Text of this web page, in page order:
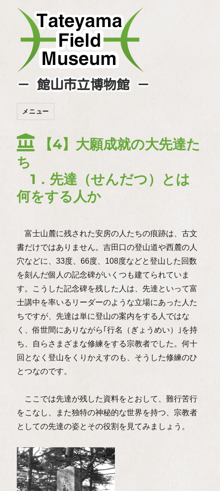
－ 館山市立博物館 －
メニュー
【4】大願成就の大先達た
ち
1．先達（せんだつ）とは
何をする人か
富士山麓に残された安房の人たちの痕跡は、古文
書だけではありません。吉田口の登山道や西麓の人
穴などに、33度、66度、108度などと登山した回数
を刻んだ個人の記念碑がいくつも建てられていま
す。こうした記念碑を残した人は、先達といって富
士講中を率いるリーダーのような立場にあった人た
ちですが、先達は単に登山の案内をする人ではな
く、俗世間にありながら｢行名（ぎょうめい）｣を持
ち、自らさまざまな修練をする宗教者でした。何十
回となく登山をくりかえすのも、そうした修練のひ
とつなのです。
ここでは先達が残した資料をとおして、難行苦行
をこなし、また独特の神秘的な世界を持つ、宗教者
としての先達の姿とその役割を見てみましょう。